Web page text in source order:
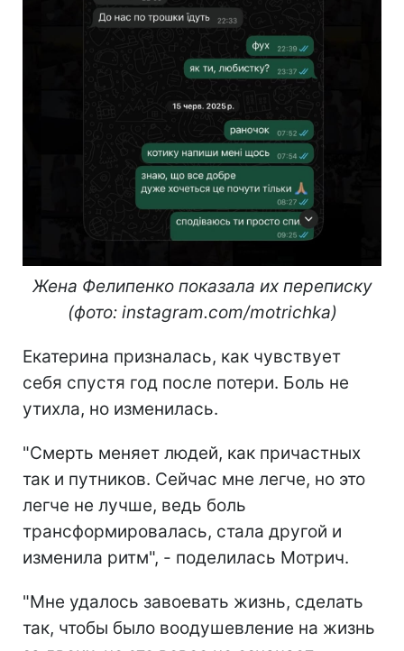
Жена Фелипенко показала их переписку
(фото: instagram.com/motrichka)
Екатерина призналась, как чувствует
себя спустя год после потери. Боль не
утихла, но изменилась.
"Смерть меняет людей, как причастных
так и путников. Сейчас мне легче, но это
легче не лучше, ведь боль
трансформировалась, стала другой и
изменила ритм", - поделилась Мотрич.
"Мне удалось завоевать жизнь, сделать
так, чтобы было воодушевление на жизнь